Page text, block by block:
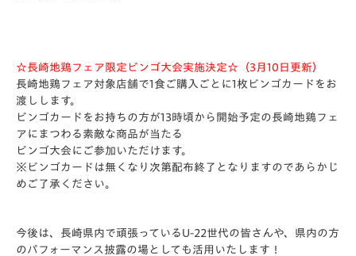
☆長崎地鶏フェア限定ビンゴ大会実施決定☆（3月10日更新）
長崎地鶏フェア対象店舗で1食ご購入ごとに1枚ビンゴカードをお
渡しします。
ビンゴカードをお持ちの方が13時頃から開始予定の長崎地鶏フェ
アにまつわる素敵な商品が当たる
ビンゴ大会にご参加いただけます。
※ビンゴカードは無くなり次第配布終了となりますのであらかじ
めご了承ください。
今後は、長崎県内で頑張っているU-22世代の皆さんや、県内の方
のパフォーマンス披露の場としても活用いたします！